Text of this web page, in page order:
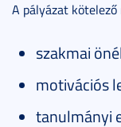
A pályázat
szakmai
motivációs
tanulmányi